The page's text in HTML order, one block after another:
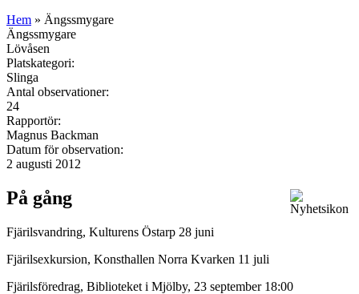
Hem » Ängssmygare
Ängssmygare
Lövåsen
Platskategori:
Slinga
Antal observationer:
24
Rapportör:
Magnus Backman
Datum för observation:
2 augusti 2012
På gång
Fjärilsvandring, Kulturens Östarp 28 juni
Fjärilsexkursion, Konsthallen Norra Kvarken 11 juli
Fjärilsföredrag, Biblioteket i Mjölby, 23 september 18:00